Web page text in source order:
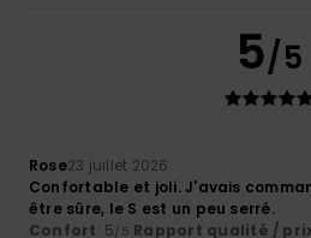
5/5
Rose23 juillet 2026
Confortable et joli. J'avais
être sûre, le S est un peu serré.
Confort: 5/5 Rapport qualité /